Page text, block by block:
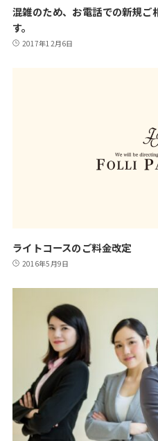
混雑のため、お電話での新規ご
す。
2017年12月6日
ライトコースのご料金改定
2016年5月9日